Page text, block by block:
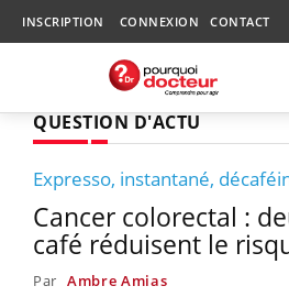
INSCRIPTION CONNEXION CONTACT
QUESTION D'ACTU
Expresso, instantané,
Cancer colorectal :
café réduisent le
Par Ambre Amias